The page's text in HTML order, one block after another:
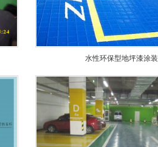
水性环保型地坪漆涂装